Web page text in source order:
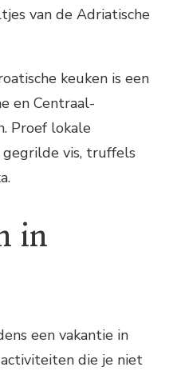
van de Adriatische
keuken is een
en Centraal-
Proef lokale
vis, truffels
in
een vakantie in
die je niet